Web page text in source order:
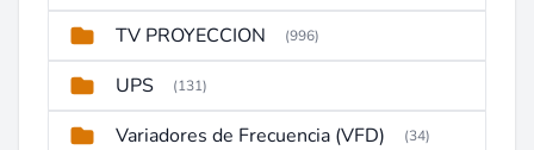
TV PROYECCION (996)
UPS (131)
Variadores de Frecuencia (VFD) (34)